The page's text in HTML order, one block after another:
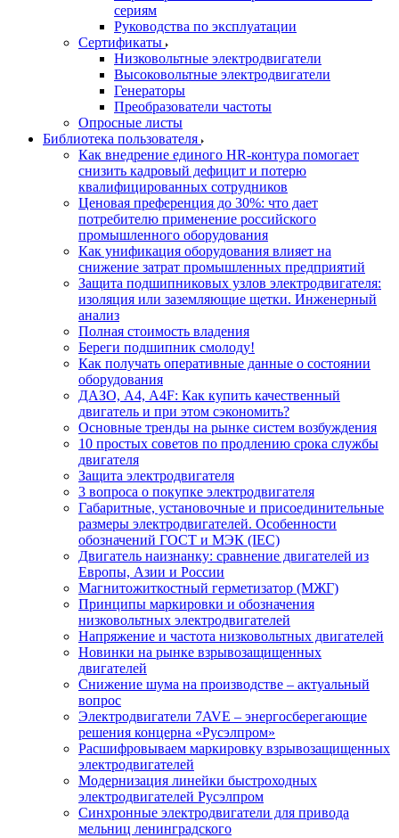
сериям
Руководства по эксплуатации
Сертификаты
Низковольтные электродвигатели
Высоковольтные электродвигатели
Генераторы
Преобразователи частоты
Опросные листы
Библиотека пользователя
Как внедрение единого HR-контура помогает
снизить кадровый дефицит и потерю
квалифицированных сотрудников
Ценовая преференция до 30%: что дает
потребителю применение российского
промышленного оборудования
Как унификация оборудования влияет на
снижение затрат промышленных предприятий
Защита подшипниковых узлов электродвигателя:
изоляция или заземляющие щетки. Инженерный
анализ
Полная стоимость владения
Береги подшипник смолоду!
Как получать оперативные данные о состоянии
оборудования
ДАЗО, А4, А4F: Как купить качественный
двигатель и при этом сэкономить?
Основные тренды на рынке систем возбуждения
10 простых советов по продлению срока службы
двигателя
Защита электродвигателя
3 вопроса о покупке электродвигателя
Габаритные, установочные и присоединительные
размеры электродвигателей. Особенности
обозначений ГОСТ и МЭК (IEC)
Двигатель наизнанку: сравнение двигателей из
Европы, Азии и России
Магнитожиткостный герметизатор (МЖГ)
Принципы маркировки и обозначения
низковольтных электродвигателей
Напряжение и частота низковольтных двигателей
Новинки на рынке взрывозащищенных
двигателей
Снижение шума на производстве – актуальный
вопрос
Электродвигатели 7AVE – энергосберегающие
решения концерна «Русэлпром»
Расшифровываем маркировку взрывозащищенных
электродвигателей
Модернизация линейки быстроходных
электродвигателей Русэлпром
Синхронные электродвигатели для привода
мельниц ленинградского